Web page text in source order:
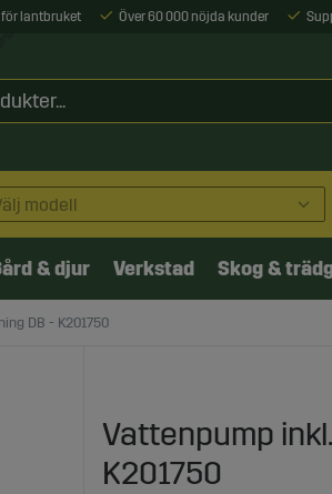
lantbruket Över 60 000 nöjda kunder
modell
& djur Verkstad Skog &
DB - K201750
Vattenpump
K201750